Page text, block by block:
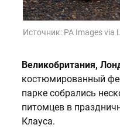
Источник: PA Images via
Великобритания,
костюмированный
парке собрались
питомцев в
Клауса.